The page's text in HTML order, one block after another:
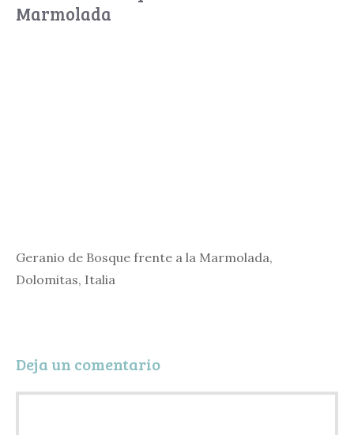
Marmolada
Geranio de Bosque frente a la Marmolada,
Dolomitas, Italia
Deja un comentario